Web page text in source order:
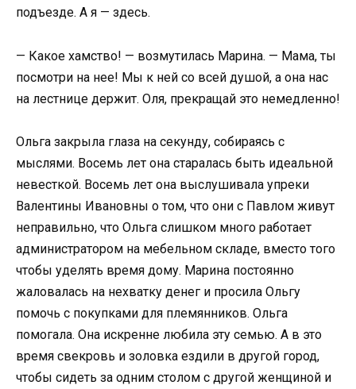
подъезде. А я — здесь.
— Какое хамство! — возмутилась Марина. — Мама, ты
посмотри на нее! Мы к ней со всей душой, а она нас
на лестнице держит. Оля, прекращай это немедленно!
Ольга закрыла глаза на секунду, собираясь с
мыслями. Восемь лет она старалась быть идеальной
невесткой. Восемь лет она выслушивала упреки
Валентины Ивановны о том, что они с Павлом живут
неправильно, что Ольга слишком много работает
администратором на мебельном складе, вместо того
чтобы уделять время дому. Марина постоянно
жаловалась на нехватку денег и просила Ольгу
помочь с покупками для племянников. Ольга
помогала. Она искренне любила эту семью. А в это
время свекровь и золовка ездили в другой город,
чтобы сидеть за одним столом с другой женщиной и